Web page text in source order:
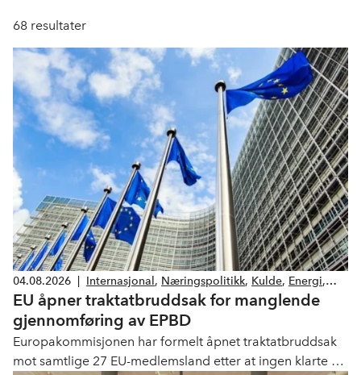
68 resultater
04.08.2026 Internasjonal , Næringspolitikk, Kulde, Energi,
Klima og miljø,Lover og forskrifter
EU åpner traktatbruddsak for manglende
gjennomføring av EPBD
Europakommisjonen har formelt åpnet traktatbruddsak
mot samtlige 27 EU-medlemsland etter at ingen klarte å